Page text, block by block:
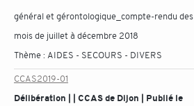
général et gérontologique_compte-rendu des
mois de juillet à décembre 2018
Thème : AIDES - SECOURS - DIVERS
CCAS2019-01
Délibération | | CCAS de Dijon | Publié le